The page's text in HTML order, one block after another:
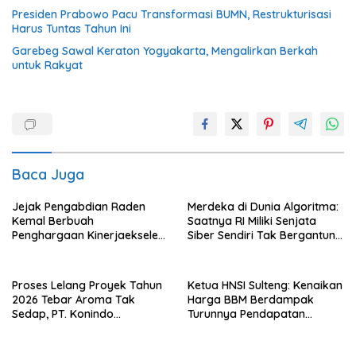
Presiden Prabowo Pacu Transformasi BUMN, Restrukturisasi
Harus Tuntas Tahun Ini
Garebeg Sawal Keraton Yogyakarta, Mengalirkan Berkah
untuk Rakyat
Baca Juga
Jejak Pengabdian Raden
Kemal Berbuah
Penghargaan Kinerjaekselen
Merdeka di Dunia Algoritma:
Saatnya RI Miliki Senjata
Siber Sendiri Tak Bergantung
Proses Lelang Proyek Tahun
2026 Tebar Aroma Tak
Sedap, PT. Konindo
Ketua HNSI Sulteng: Kenaikan
Harga BBM Berdampak
Turunnya Pendapatan